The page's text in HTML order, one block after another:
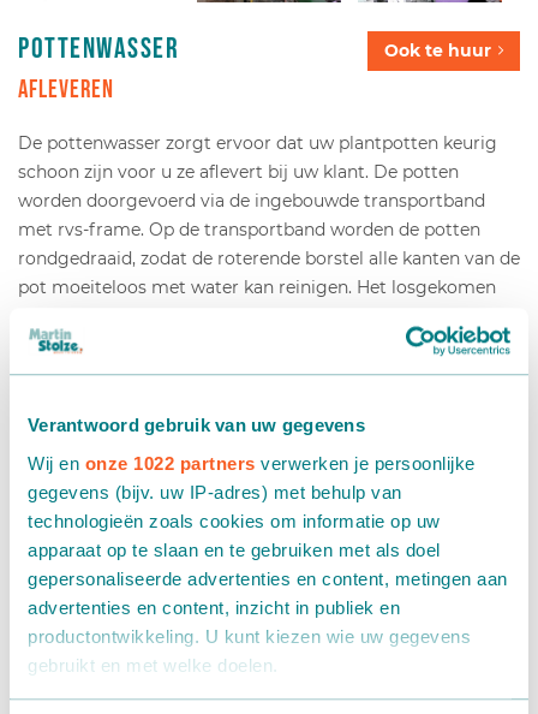
Verantwoord gebruik van uw gegevens
Wij en onze 1022 partners verwerken je persoonlijke
gegevens (bijv. uw IP-adres) met behulp van
technologieën zoals cookies om informatie op uw
apparaat op te slaan en te gebruiken met als doel
gepersonaliseerde advertenties en content, metingen aan
advertenties en content, inzicht in publiek en
productontwikkeling. U kunt kiezen wie uw gegevens
gebruikt en met welke doelen.
Ook te huur
Pottenwasser
Afleveren
De pottenwasser zorgt ervoor dat uw plantpotten keurig
schoon zijn voor u ze aflevert bij uw klant. De potten
worden doorgevoerd via de ingebouwde transportband
met rvs-frame. Op de transportband worden de potten
rondgedraaid, zodat de roterende borstel alle kanten van de
pot moeiteloos met water kan reinigen. Het losgekomen
wateropvangbak. Zowel de snelheid van de transportband,
de snaaraandrijving, die voor de rotatie van de pot zorgt, én
naar wens in te stellen.